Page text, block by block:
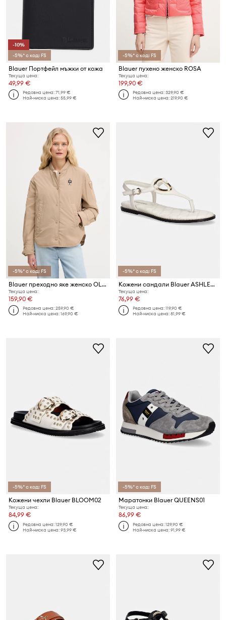
-10%
-5%* с код: FS
Blauer Портфейл мъжки от кожа
Текуща цена:
49,99 €
Редовна цена:71,99 €
Най-ниска цена:55,99 €
-5%* с код: FS
Blauer пухено женско ROSA
Текуща цена:
199,90 €
Редовна цена:329,90 €
Най-ниска цена:219,90 €
-5%* с код: FS
Blauer преходно яке женско OLIVIA
Текуща цена:
159,90 €
Редовна цена:259,90 €
Най-ниска цена:169,90 €
-5%* с код: FS
Кожени сандали Blauer ASHLEY02
Текуща цена:
76,99 €
Редовна цена:119,90 €
Най-ниска цена:81,99 €
-5%* с код: FS
Кожени чехли Blauer BLOOM02
Текуща цена:
84,99 €
Редовна цена:129,90 €
Най-ниска цена:93,99 €
-5%* с код: FS
Маратонки Blauer QUEENS01
Текуща цена:
86,99 €
Редовна цена:129,90 €
Най-ниска цена:91,99 €